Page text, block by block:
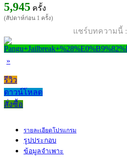
5,945 ครั้ง
(สัปดาห์ก่อน 1 ครั้ง)
แชร์บทความนี้ :
»
รีวิว
ดาวน์โหลด
สั่งซื้อ
รายละเอียดโปรแกรม
รูปประกอบ
ข้อมูลจำเพาะ